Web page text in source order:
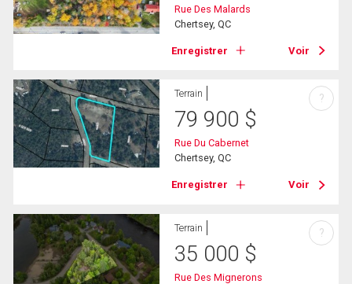
Rue Des Malards
Chertsey, QC
Enregistrer Voir
Terrain
79 900 $
Rue Du Cabernet
Chertsey, QC
Enregistrer Voir
?
Terrain
35 000 $
Rue Des Mignerons
?